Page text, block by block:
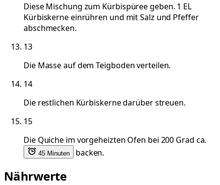
Diese Mischung zum Kürbispüree geben. 1 EL
Kürbiskerne einrühren und mit Salz und Pfeffer
abschmecken.
13
Die Masse auf dem Teigboden verteilen.
14
Die restlichen Kürbiskerne darüber streuen.
15
Die Quiche im vorgeheizten Ofen bei 200 Grad ca.
45 Minuten backen.
Nährwerte